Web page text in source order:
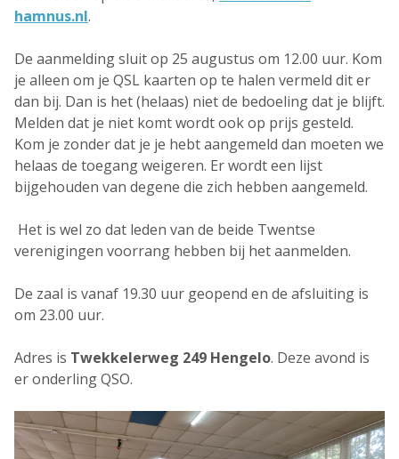
hamnus.nl.
De aanmelding sluit op 25 augustus om 12.00 uur. Kom
je alleen om je QSL kaarten op te halen vermeld dit er
dan bij. Dan is het (helaas) niet de bedoeling dat je blijft.
Melden dat je niet komt wordt ook op prijs gesteld.
Kom je zonder dat je je hebt aangemeld dan moeten we
helaas de toegang weigeren. Er wordt een lijst
bijgehouden van degene die zich hebben aangemeld.
Het is wel zo dat leden van de beide Twentse
verenigingen voorrang hebben bij het aanmelden.
De zaal is vanaf 19.30 uur geopend en de afsluiting is
om 23.00 uur.
Adres is Twekkelerweg 249 Hengelo. Deze avond is
er onderling QSO.